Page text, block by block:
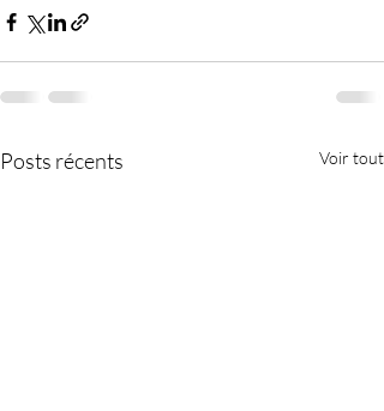
Posts récents Voir tout